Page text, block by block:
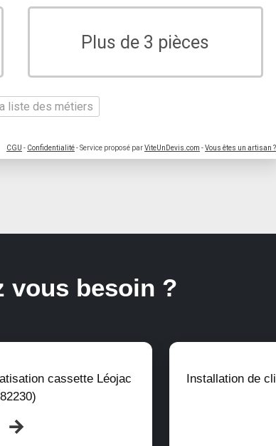
Plus de 3 pièces
liste des métiers
CGU - Confidentialité- Service proposé parViteUnDevis.com -Vous êtes un artisan ?
vous besoin ?
cassette Léojac
Installation de